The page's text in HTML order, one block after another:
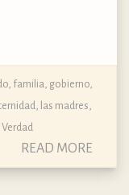
, familia, gobierno,
las madres,
Verdad
READ MORE